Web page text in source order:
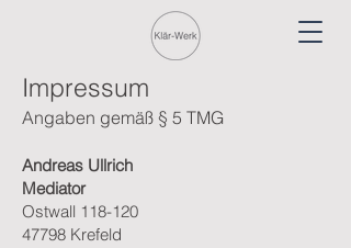
Impressum
Angaben gemäß § 5 TMG
Andreas Ullrich
Mediator
Ostwall 118-120
47798 Krefeld